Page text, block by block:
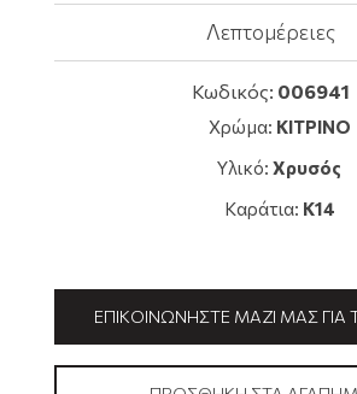
Λεπτομέρειες
Κωδικός: 006941
Χρώμα: ΚΙΤΡΙΝΟ
Υλικό: Χρυσός
Καράτια: K14
ΕΠΙΚΟΙΝΩΝΉΣΤΕ ΜΑΖΊ ΜΑΣ